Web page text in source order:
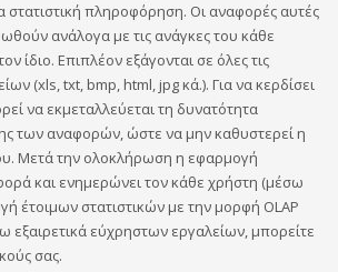
στατιστική πληροφόρηση. Οι αναφορές αυτές
ανάλογα με τις ανάγκες του κάθε
ίδιο. Επιπλέον εξάγονται σε όλες τις
(xls, txt, bmp, html, jpg κά.). Για να κερδίσει
να εκμεταλλεύεται τη δυνατότητα
των αναφορών, ώστε να μην καθυστερεί η
Μετά την ολοκλήρωση η εφαρμογή
και ενημερώνει τον κάθε χρήστη (μέσω
έτοιμων στατιστικών με την μορφή OLAP
εξαιρετικά εύχρηστων εργαλείων, μπορείτε
σας.